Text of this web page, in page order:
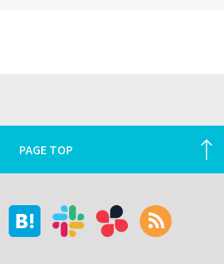
PAGE TOP